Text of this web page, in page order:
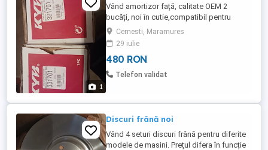
1
Vând amortizor față, calitate OEM 2
bucăți, noi în cutie,compatibil pentru
Mercedes-Benz:sprinterW906(2006-2018).
Cernesti, Maramures
29 iulie
480 RON
Telefon validat
Discuri frână noi
Vând 4 seturi discuri frână pentru diferite
modele de masini. Prețul difera în funcție